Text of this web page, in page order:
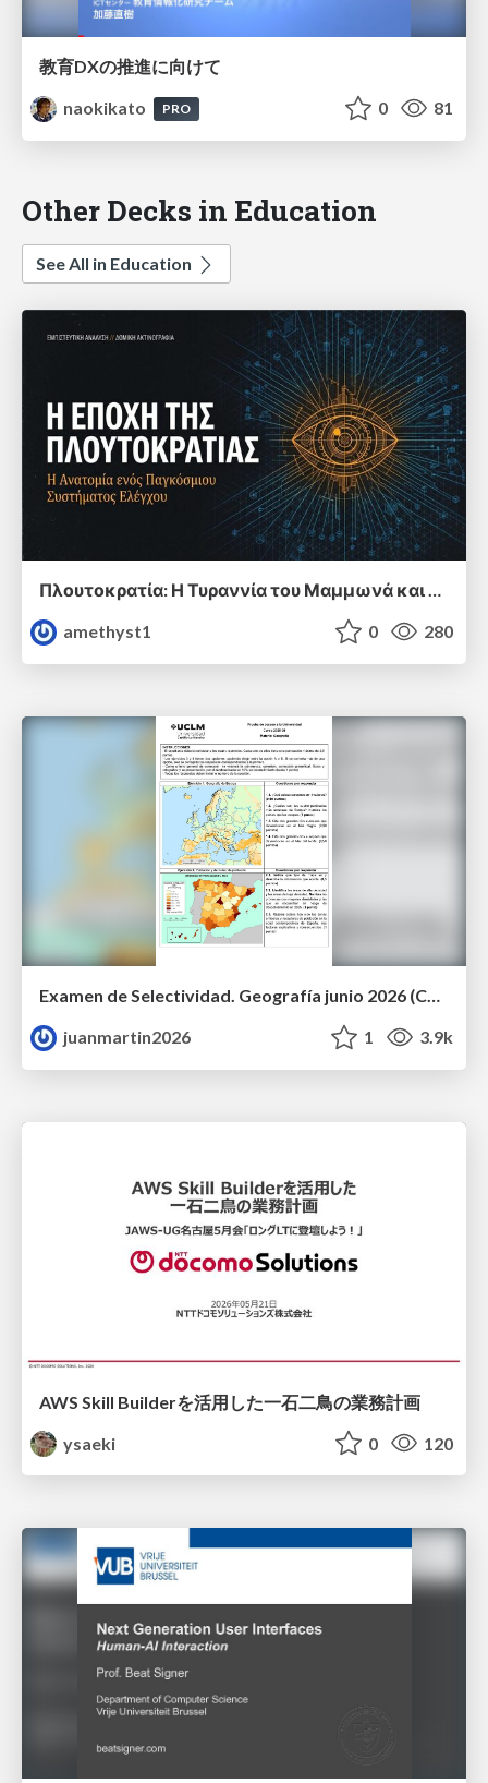
教育DXの推進に向けて
naokikato
PRO 0 81
Other Decks in Education
See All in Education
amethyst1
0 280
Examen de Selectividad. Geografía junio 2026 (Convocatoria Ordinaria). UCLM
juanmartin2026
1 3.9k
AWS Skill Builderを活用した一石二鳥の業務計画
ysaeki
0 120